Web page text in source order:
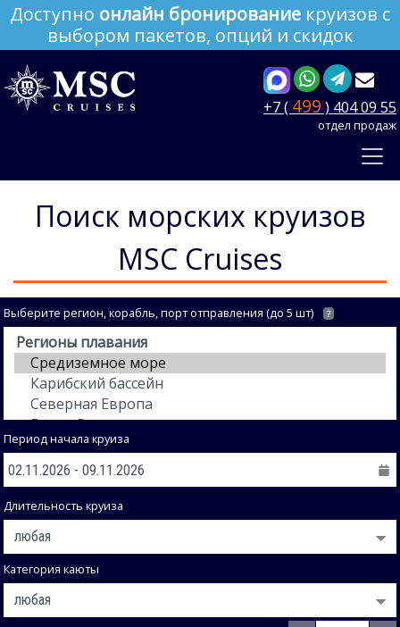
Доступно онлайн бронирование круизов с
выбором пакетов, опций и скидок
+7 ( 499 ) 404 09 55
отдел продаж
Поиск морских круизов
MSC Cruises
Выберите регион, корабль, порт отправления (до 5 шт) ?
Период начала круиза
Длительность круиза
Категория каюты